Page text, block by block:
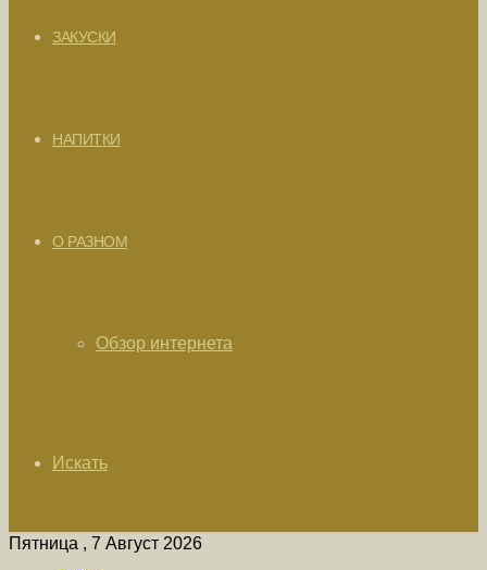
ЗАКУСКИ
НАПИТКИ
О РАЗНОМ
Обзор интернета
Искать
Пятница , 7 Август 2026